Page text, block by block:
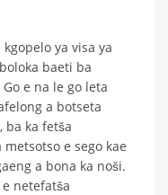
kgopelo ya visa ya
baeti ba
e na le go leta
a botseta
ba ka fetša
e sego kae
a bona ka noši.
netefatša